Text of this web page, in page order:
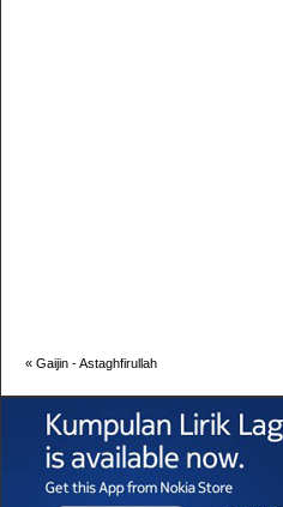
« Gaijin - Astaghfirullah